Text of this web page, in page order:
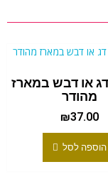
או דבש במארז
מהודר
₪37.00
הוספה לסל